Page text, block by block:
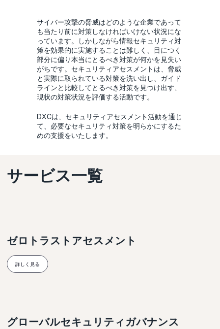
サイバー攻撃の脅威はどのような企業であって
も当たり前に対策しなければいけない状況にな
っています。しかしながら情報セキュリティ対
策を効果的に実施することは難しく、目につく
部分に偏り本当にとるべき対策が何かを見失い
がちです。セキュリティアセスメントは、脅威
と実際に取られている対策を洗い出し、ガイド
ラインと比較してとるべき対策を見つけ出す、
現状の対策状況を評価する活動です。
DXCは、セキュリティアセスメント活動を通じ
て、必要なセキュリティ対策を明らかにするた
めの支援をいたします。
サービス一覧
ゼロトラストアセスメント
詳しく見る
グローバルセキュリティガバナンス